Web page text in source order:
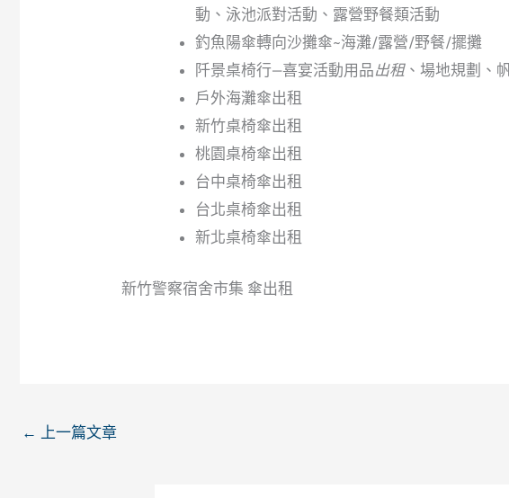
動、泳池派對活動、露營野餐類活動
釣魚陽傘轉向沙攤傘~海灘/露營/野餐/擺攤
阡景桌椅行—喜宴活動用品出租、場地規劃、
戶外海灘傘出租
新竹桌椅傘出租
桃園桌椅傘出租
台中桌椅傘出租
台北桌椅傘出租
新北桌椅傘出租
新竹警察宿舍市集 傘出租
← 上一篇文章